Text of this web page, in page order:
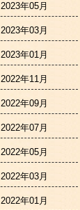
2023年05月
2023年03月
2023年01月
2022年11月
2022年09月
2022年07月
2022年05月
2022年03月
2022年01月